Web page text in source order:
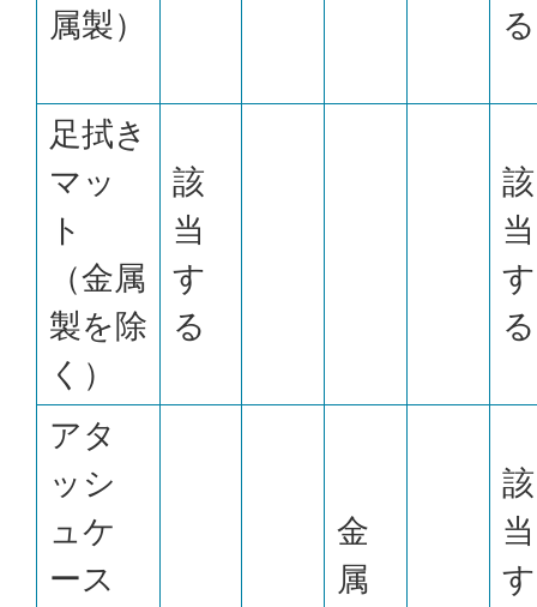
属製）
る
足拭き
マッ
ト
（金属
製を除
く）
該
当
す
る
該
当
す
る
アタ
ッシ
ュケ
ース
金
属
該
当
す